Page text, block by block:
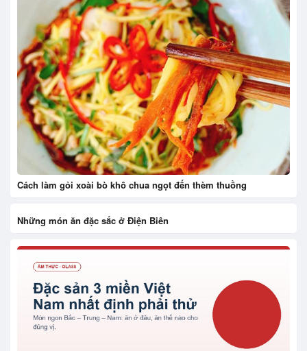
Cách làm gỏi xoài bò khô chua ngọt đến thèm thuồng
Những món ăn đặc sắc ở Điện Biên